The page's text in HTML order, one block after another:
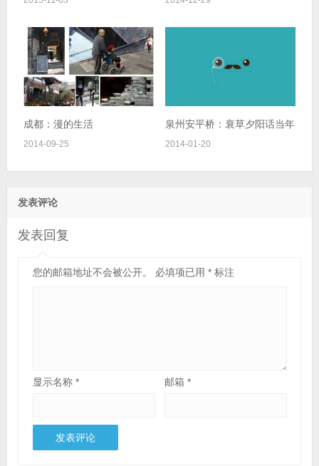
成都：漫的生活
2014-09-25
泉州安平桥：衰草夕阳话当年
2014-01-20
发表评论
发表回复
您的邮箱地址不会被公开。 必填项已用 *标注
显示名称 * 邮箱*